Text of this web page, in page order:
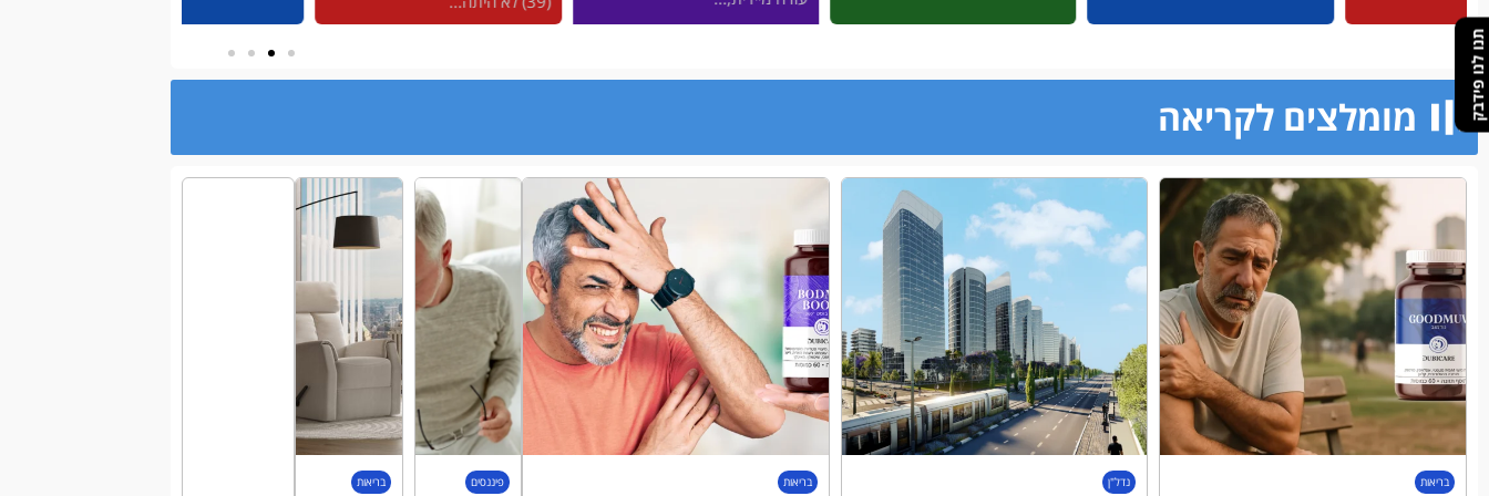
תנו לנו פידבק מומלצים לקריאה​
בריאות נדל"ן בריאות פיננסים בריאות